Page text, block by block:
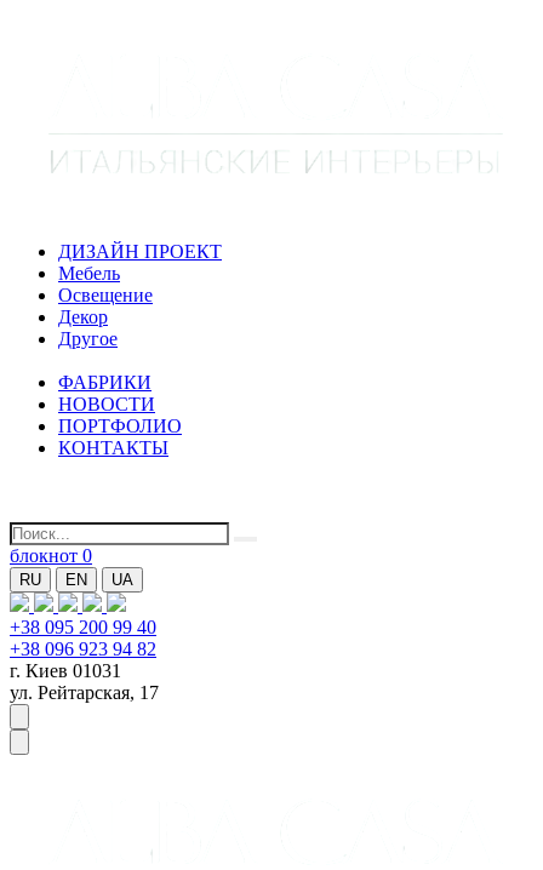
ДИЗАЙН ПРОЕКТ
Мебель
Освещение
Декор
Другое
ФАБРИКИ
НОВОСТИ
ПОРТФОЛИО
КОНТАКТЫ
блокнот 0
RU EN UA
+38 095 200 99 40
+38 096 923 94 82
г. Киев 01031
ул. Рейтарская, 17